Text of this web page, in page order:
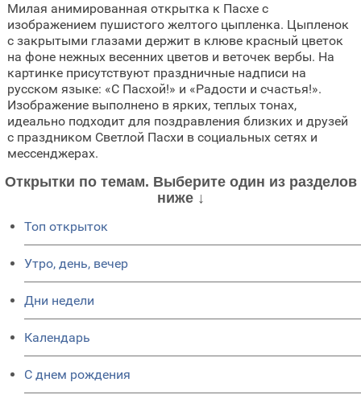
Милая анимированная открытка к Пасхе с
изображением пушистого желтого цыпленка. Цыпленок
с закрытыми глазами держит в клюве красный цветок
на фоне нежных весенних цветов и веточек вербы. На
картинке присутствуют праздничные надписи на
русском языке: «С Пасхой!» и «Радости и счастья!».
Изображение выполнено в ярких, теплых тонах,
идеально подходит для поздравления близких и друзей
с праздником Светлой Пасхи в социальных сетях и
мессенджерах.
Открытки по темам. Выберите один из разделов
ниже ↓
Топ открыток
Утро, день, вечер
Дни недели
Календарь
C днем рождения